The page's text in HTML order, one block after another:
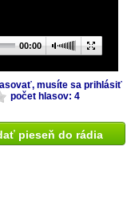
00:00
musíte sa prihlásiť
počet hlasov: 4
pieseň do rádia